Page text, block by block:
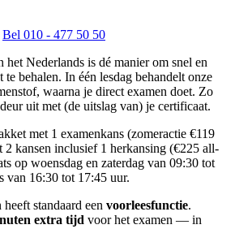
Bel 010 - 477 50 50
Nederlands is dé manier om snel en
behalen. In één lesdag behandelt onze
waarna je direct examen doet. Zo
uit met (de uitslag van) je certificaat.
met 1 examenkans (zomeractie €119
2 kansen inclusief 1 herkansing (€225 all-
op woensdag en zaterdag van 09:30 tot
van 16:30 tot 17:45 uur.
standaard een voorleesfunctie.
extra tijd voor het examen — in